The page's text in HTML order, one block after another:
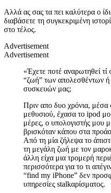
Αλλά ας σας τα πει καλύτερα ο
διαβάσετε τη συγκεκριμένη
στο τέλος.
Advertisement
Advertisement
«Έχετε ποτέ αναρωτηθεί τί
“ζωή” των απολεσθέντων
συσκευών μας;
Πριν απο δυο χρόνια, μέσα
μεθυσιού, έχασα το ipod
μέρες, ο υπολογιστής μου
βρισκόταν κάπου στα
Από τη μία ζήλεψα το
τη μεγάλη ζωή με τον
άλλη είχα μια τρομερή
περισσότερα για το τι
“find my iPhone” δεν
υπηρεσίες stalkαρίσματος.